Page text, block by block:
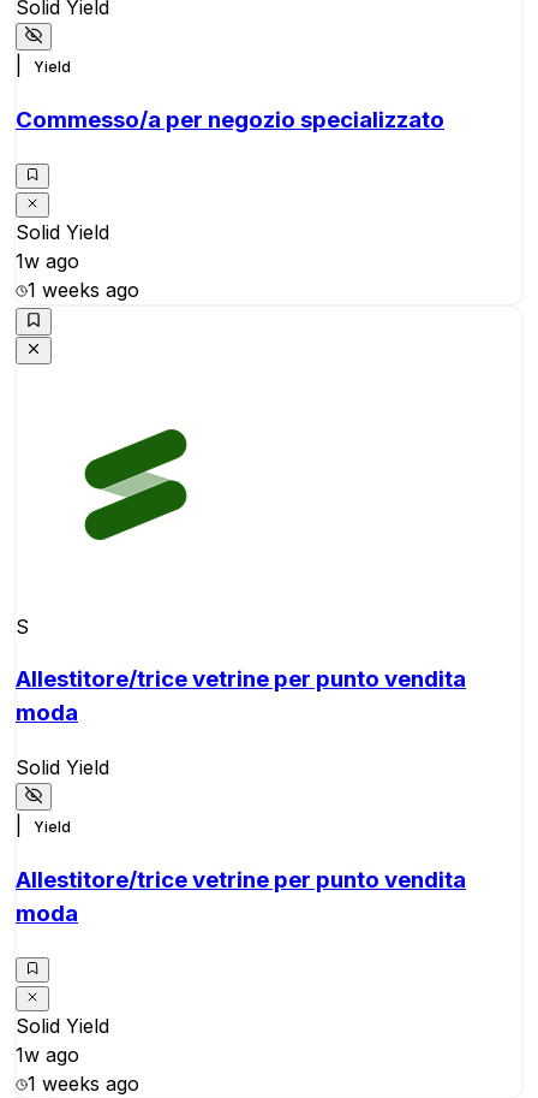
Solid Yield
Yield
Commesso/a per negozio specializzato
Solid Yield
1w ago
1 weeks ago
S
Allestitore/trice vetrine per punto vendita
moda
Solid Yield
Yield
Allestitore/trice vetrine per punto vendita
moda
Solid Yield
1w ago
1 weeks ago